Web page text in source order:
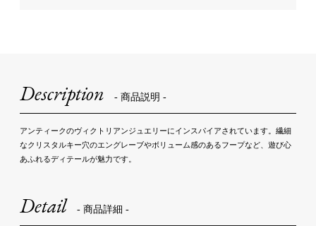
Description - 商品説明 -
アンティークのヴィクトリアンジュエリーにインスパイアされています。繊細
なクリスタルキー穴のエングレーブやボリューム感のあるフープなど、遊び心
あふれるディテールが魅力です。
Detail - 商品詳細 -